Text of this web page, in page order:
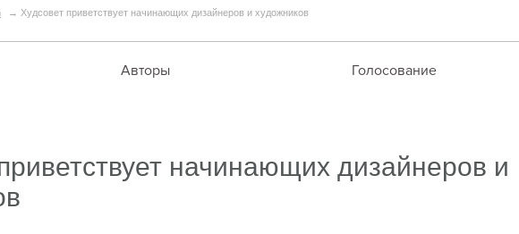
→ Худсовет приветствует начинающих дизайнеров и художников
Авторы Голосование
начинающих дизайнеров и